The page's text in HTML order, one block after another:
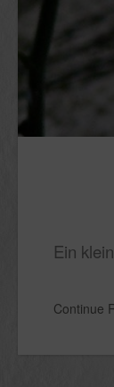
Ein
Continue